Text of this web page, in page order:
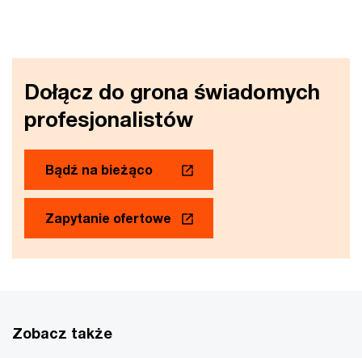
Dołącz do grona świadomych
profesjonalistów
Bądź na bieżąco
Zapytanie ofertowe
Zobacz także